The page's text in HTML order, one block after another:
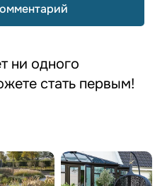
ни одного
стать первым!